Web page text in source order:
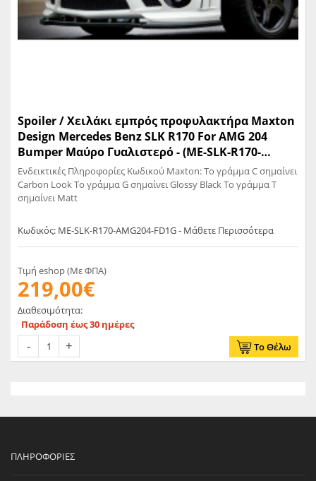
Spoiler / Χειλάκι εμπρός προφυλακτήρα Maxton
Design Mercedes Benz SLK R170 For AMG 204
Bumper Μαύρο Γυαλιστερό - (ME-SLK-R170-
AMG204-FD1G)
Ενδεικτικές Πληροφορίες Κωδικού Maxton: Το γράμμα C σημαίνει
Carbon Look Το γράμμα G σημαίνει Glossy Black Το γράμμα T
σημαίνει Matt
Κωδικός: ME-SLK-R170-AMG204-FD1G - Μάθετε Περισσότερα
Τιμή eshop (Με ΦΠΑ)
219,00€
Διαθεσιμότητα:
Παράδοση έως 30 ημέρες
Το Θέλω
ΠΛΗΡΟΦΟΡΊΕΣ